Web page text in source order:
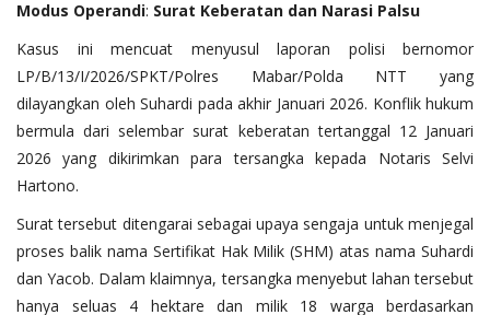
Modus Operandi: Surat Keberatan dan Narasi Palsu
Kasus ini mencuat menyusul laporan polisi bernomor
LP/B/13/I/2026/SPKT/Polres Mabar/Polda NTT yang
dilayangkan oleh Suhardi pada akhir Januari 2026. Konflik hukum
bermula dari selembar surat keberatan tertanggal 12 Januari
2026 yang dikirimkan para tersangka kepada Notaris Selvi
Hartono.
Surat tersebut ditengarai sebagai upaya sengaja untuk menjegal
proses balik nama Sertifikat Hak Milik (SHM) atas nama Suhardi
dan Yacob. Dalam klaimnya, tersangka menyebut lahan tersebut
hanya seluas 4 hektare dan milik 18 warga berdasarkan